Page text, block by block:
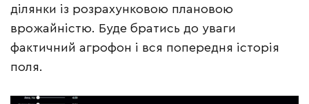
ділянки із розрахунковою плановою
врожайністю. Буде братись до уваги
фактичний агрофон і вся попередня історія
поля.